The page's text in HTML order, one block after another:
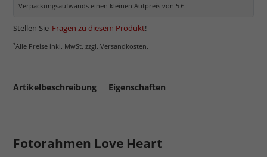
Verpackungsaufwands einen kleinen Aufpreis von 5 €.
Stellen Sie Fragen zu diesem Produkt!
*Alle Preise inkl. MwSt. zzgl. Versandkosten.
Artikelbeschreibung Eigenschaften
Fotorahmen Love Heart